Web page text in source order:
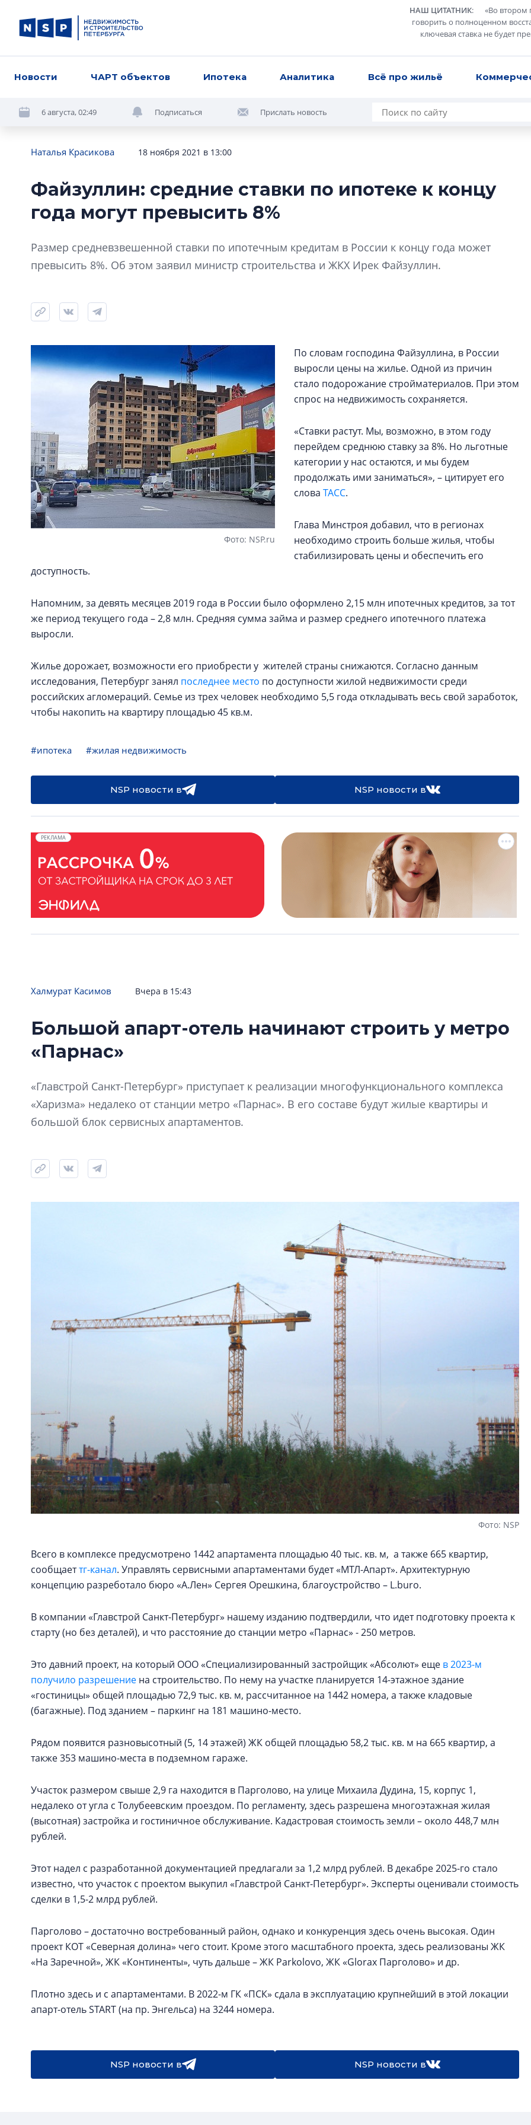
НАШ ЦИТАТНИК: «Во втором
говорить о полноценном
ключевая ставка не будет
Новости ЧАРТ объектов Ипотека Аналитика Всё про жильё
6 августа, 02:49 Подписаться Прислать новость
Наталья Красикова 18 ноября 2021 в 13:00
Файзуллин: средние ставки по ипотеке к концу
года могут превысить 8%
Размер средневзвешенной ставки по ипотечным кредитам в России к концу года может
превысить 8%. Об этом заявил министр строительства и ЖКХ Ирек Файзуллин.
Фото: NSP.ru
По словам господина Файзуллина, в России
выросли цены на жилье. Одной из причин
стало подорожание стройматериалов. При этом
спрос на недвижимость сохраняется.
«Ставки растут. Мы, возможно, в этом году
перейдем среднюю ставку за 8%. Но льготные
категории у нас остаются, и мы будем
продолжать ими заниматься», – цитирует его
слова ТАСС.
Глава Минстроя добавил, что в регионах
необходимо строить больше жилья, чтобы
стабилизировать цены и обеспечить его
доступность.
Напомним, за девять месяцев 2019 года в России было оформлено 2,15 млн ипотечных кредитов, за тот
же период текущего года – 2,8 млн. Средняя сумма займа и размер среднего ипотечного платежа
выросли.
Жилье дорожает, возможности его приобрести у жителей страны снижаются. Согласно данным
исследования, Петербург занял последнее место по доступности жилой недвижимости среди
российских агломераций. Семье из трех человек необходимо 5,5 года откладывать весь свой заработок,
чтобы накопить на квартиру площадью 45 кв.м.
#ипотека #жилая недвижимость
NSP новости в NSP новости в
РЕКЛАМА
Какие наиболее
рынка
оценивают итоги
полугодия 2025
Своим мнением с
Денисова, Юдита
Парадник, Сергей
Халмурат Касимов Вчера в 15:43
Большой апарт-отель начинают строить у метро
«Парнас»
«Главстрой Санкт-Петербург» приступает к реализации многофункционального комплекса
«Харизма» недалеко от станции метро «Парнас». В его составе будут жилые квартиры и
большой блок сервисных апартаментов.
Фото: NSP
Всего в комплексе предусмотрено 1442 апартамента площадью 40 тыс. кв. м, а также 665 квартир,
сообщаеттг-канал. Управлять сервисными апартаментами будет «МТЛ-Апарт». Архитектурную
концепцию разреботало бюро «А.Лен» Сергея Орешкина, благоустройство – L.buro.
В компании «Главстрой Санкт-Петербург» нашему изданию подтвердили, что идет подготовку проекта к
старту (но без деталей), и что расстояние до станции метро «Парнас» - 250 метров.
Это давний проект, на который ООО «Специализированный застройщик «Абсолют» еще в 2023-м
получило разрешение на строительство. По нему на участке планируется 14-этажное здание
«гостиницы» общей площадью 72,9 тыс. кв. м, рассчитанное на 1442 номера, а также кладовые
(багажные). Под зданием – паркинг на 181 машино-место.
Рядом появится разновысотный (5, 14 этажей) ЖК общей площадью 58,2 тыс. кв. м на 665 квартир, а
также 353 машино-места в подземном гараже.
Участок размером свыше 2,9 га находится в Парголово, на улице Михаила Дудина, 15, корпус 1,
недалеко от угла с Толубеевским проездом. По регламенту, здесь разрешена многоэтажная жилая
(высотная) застройка и гостиничное обслуживание. Кадастровая стоимость земли – около 448,7 млн
рублей.
Этот надел с разработанной документацией предлагали за 1,2 млрд рублей. В декабре 2025-го стало
известно, что участок с проектом выкупил «Главстрой Санкт-Петербург». Эксперты оценивали стоимость
сделки в 1,5-2 млрд рублей.
Парголово – достаточно востребованный район, однако и конкуренция здесь очень высокая. Один
проект КОТ «Северная долина» чего стоит. Кроме этого масштабного проекта, здесь реализованы ЖК
«На Заречной», ЖК «Континенты», чуть дальше – ЖК Parkolovо, ЖК «Glorax Парголово» и др.
Плотно здесь и с апартаментами. В 2022-м ГК «ПСК» сдала в эксплуатацию крупнейший в этой локации
апарт-отель START (на пр. Энгельса) на 3244 номера.
NSP новости в NSP новости в
Александр
О потенциале
культуре
директором
Лаптевым